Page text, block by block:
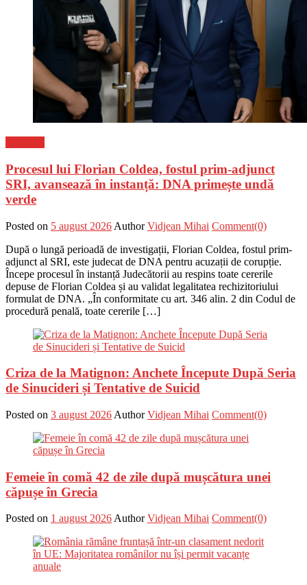
Procesul lui Florian Coldea, fostul prim-adjunct
SRI, avansează în instanță: DNA primește undă
verde
Posted on 5 august 2026 Author Vidjean Mihai Comment(0)
După o lungă perioadă de investigații, Florian Coldea, fostul prim-
adjunct al SRI, este judecat de DNA pentru acuzații de corupție.
Începe procesul în instanță Judecătorii au respins toate cererile
depuse de Florian Coldea și au validat legalitatea rechizitoriului
formulat de DNA. „În conformitate cu art. 346 alin. 2 din Codul de
procedură penală, toate cererile […]
Criza de la Matignon: Anchete Începute După Seria
de Sinucideri și Tentative de Suicid
Posted on 3 august 2026 Author Vidjean Mihai Comment(0)
Femeie în comă 42 de zile după mușcătura unei
căpușe în Grecia
Posted on 1 august 2026Author Vidjean Mihai Comment(0)